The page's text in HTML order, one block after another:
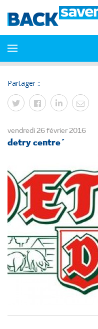
Partager ::
vendredi 26 février 2016
detry centre´